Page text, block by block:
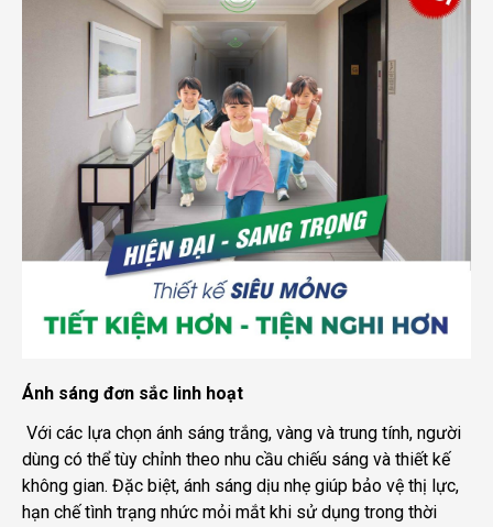
Ánh sáng đơn sắc linh hoạt
Với các lựa chọn ánh sáng trắng, vàng và trung tính, người
dùng có thể tùy chỉnh theo nhu cầu chiếu sáng và thiết kế
không gian. Đặc biệt, ánh sáng dịu nhẹ giúp bảo vệ thị lực,
hạn chế tình trạng nhức mỏi mắt khi sử dụng trong thời